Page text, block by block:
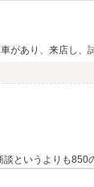
す！どうぞよろし
あり、来店し
整備内容を見て納
というよりも
うにサポートし